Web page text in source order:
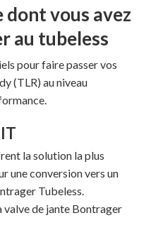
dont vous avez
au tubeless
pour faire passer vos
(TLR) au niveau
la solution la plus
une conversion vers un
Tubeless.
valve de jante Bontrager